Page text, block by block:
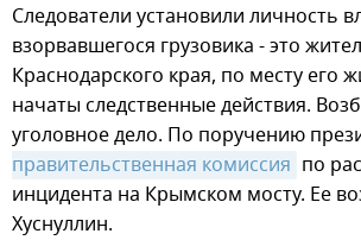
Следователи установили личность
взорвавшегося грузовика - это
Краснодарского края, по месту его
начаты следственные действия.
уголовное дело. По поручению
правительственная комиссия по
инцидента на Крымском мосту. Ее
Хуснуллин.